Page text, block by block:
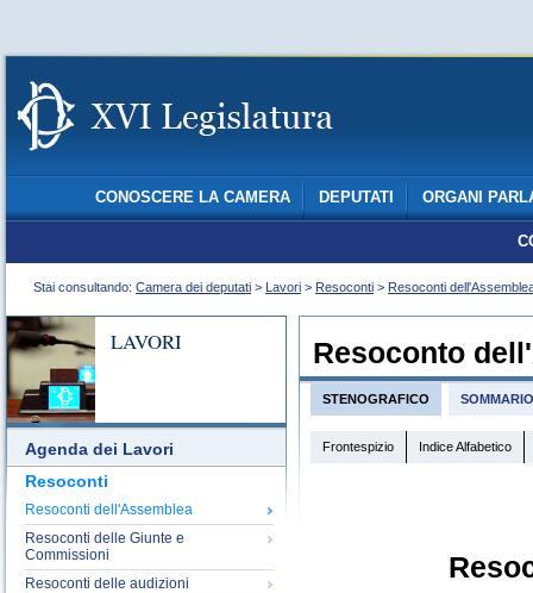
CONOSCERE LA CAMERA DEPUTATI ORGANI
Stai consultando: Camera dei deputati > Lavori > Resoconti > Resoconti
LAVORI
Agenda dei Lavori
Resoconti
Resoconti dell'Assemblea
Resoconti delle Giunte e
Commissioni
Resoconti delle audizioni
Resoconto
STENOGRAFICO SOMMARIO
Frontespizio Indice Alfabetico